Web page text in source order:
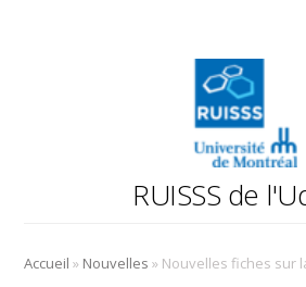
RUISSS de
Accueil » Nouvelles »